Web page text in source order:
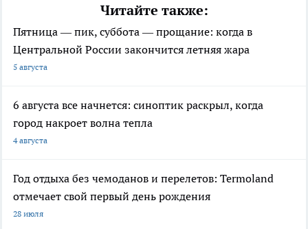
Читайте также:
Пятница — пик, суббота — прощание: когда в
Центральной России закончится летняя жара
5 августа
6 августа все начнется: синоптик раскрыл, когда
город накроет волна тепла
4 августа
Год отдыха без чемоданов и перелетов: Termoland
отмечает свой первый день рождения
28 июля